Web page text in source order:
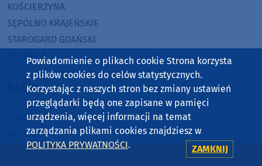
KOŚCIERZYNA
SĘPÓLNO KRAJEŃSKIE
STAROGARD GDAŃSKI
TUCHOLA
RADIO
O WEEKEND FM
REKLAMA
ZASIĘG
Powiadomienie o plikach cookie Strona korzysta
z plików cookies do celów statystycznych.
Korzystając z naszych stron bez zmiany ustawień
przeglądarki będą one zapisane w pamięci
urządzenia, więcej informacji na temat
zarządzania plikami cookies znajdziesz w
POLITYKA PRYWATNOŚCI. ZAMKNIJ